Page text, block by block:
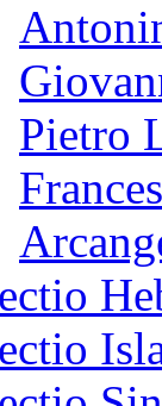
Pietro